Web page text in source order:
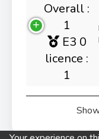
Overall :
1
E3 0
licence :
1